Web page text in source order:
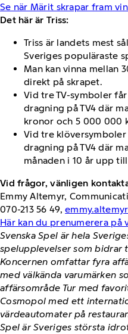
Se när Märit skrapar fram
Det här är Triss:
Triss är landets mest
Sveriges populäraste
Man kan vinna mellan
direkt på skrapet.
Vid tre TV-symboler
dragning på TV4 där
kronor och 5 000 000
Vid tre
dragning på TV4 där
månaden i 10 år upp
Vid frågor, vänligen
Emmy Altemyr,
070-213 56 49,
Här kan du prenumerera
Svenska Spel är hela
spelupplevelser som bidrar
Koncernen omfattar fyra
med välkända varumärken
affärsområde Tur med
Cosmopol med ett
värdeautomater på
Spel är Sveriges största